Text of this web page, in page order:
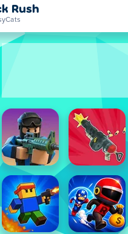
Rush